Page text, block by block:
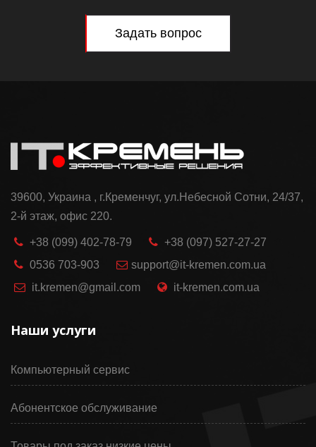
Задать вопрос
39600, Украина , г.Кременчуг, ул.Небесной Сотни, 24/37,
2-й этаж, офис 220.
+38 (099) 402-78-79
+38 (097) 527-27-27
0536 703-903
support@it-kremen.com.ua
it.kremen@gmail.com
it-kremen.com.ua
Наши услуги
Компьютерный сервис
Абонентское обслуживание